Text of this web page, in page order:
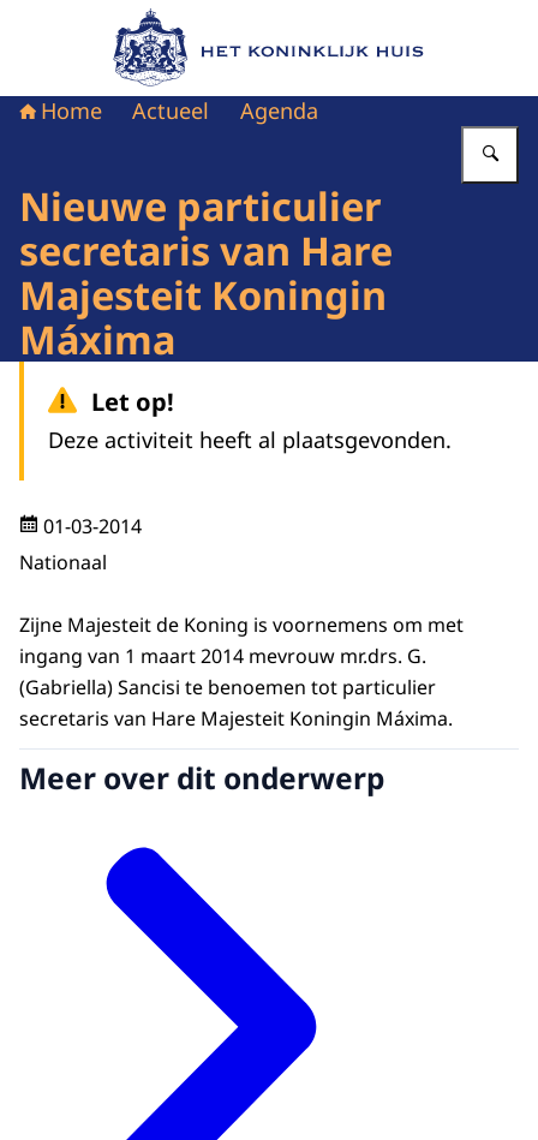
Naar de homepage van Het Koninklijk Huis
Home Actueel Agenda
Nieuwe particulier
secretaris van Hare
Majesteit Koningin
Máxima
Let op!
Deze activiteit heeft al plaatsgevonden.
01-03-2014
Nationaal
Zijne Majesteit de Koning is voornemens om met
ingang van 1 maart 2014 mevrouw mr.drs. G.
(Gabriella) Sancisi te benoemen tot particulier
secretaris van Hare Majesteit Koningin Máxima.
Meer over dit onderwerp